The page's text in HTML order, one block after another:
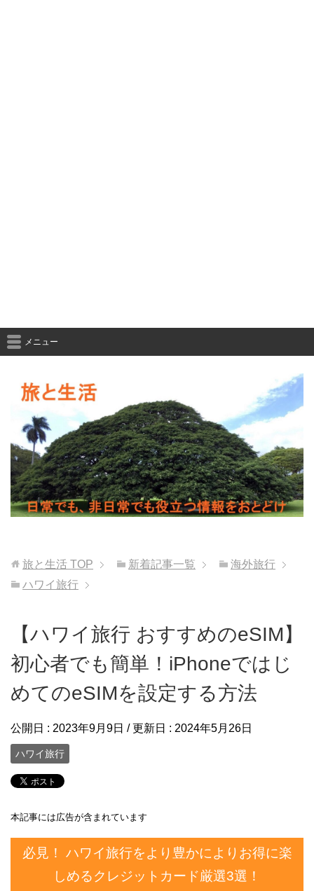
メニュー
旅と生活 TOP 新着記事一覧
海外旅行
ハワイ旅行
【ハワイ旅行 おすすめのeSIM】
初心者でも簡単！iPhoneではじ
めてのeSIMを設定する方法
公開日 : 2023年9月9日 / 更新日 : 2024年5月26日
ハワイ旅行
本記事には広告が含まれています
必見！ ハワイ旅行をより豊かによりお得に楽
しめるクレジットカード厳選3選！